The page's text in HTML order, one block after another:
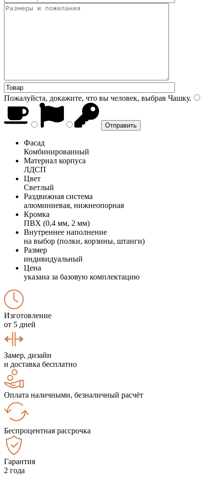
Пожалуйста, докажите, что вы человек, выбрав Чашку.
Фасад
Комбинированный
Материал корпуса
ЛДСП
Цвет
Светлый
Раздвижная система
алюминиевая, нижнеопорная
Кромка
ПВХ (0,4 мм, 2 мм)
Внутреннее наполнение
на выбор (полки, корзины, штанги)
Размер
индивидуальный
Цена
указана за базовую комплектацию
Изготовление
от 5 дней
Замер, дизайн
и доставка бесплатно
Оплата наличными, безналичный расчёт
Беспроцентная рассрочка
Гарантия
2 года